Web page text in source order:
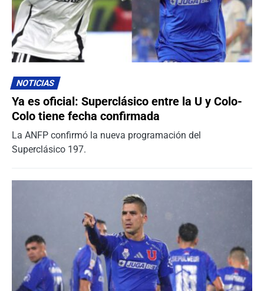
NOTICIAS
Ya es oficial: Superclásico entre la U y Colo-
Colo tiene fecha confirmada
La ANFP confirmó la nueva programación del
Superclásico 197.